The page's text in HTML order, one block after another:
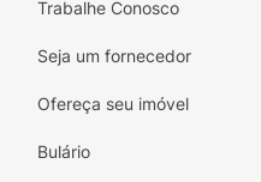
Trabalhe Conosco
Seja um fornecedor
Ofereça seu imóvel
Bulário